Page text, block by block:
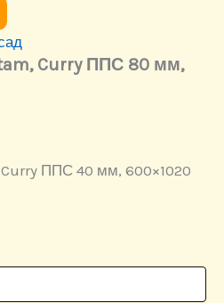
Curry ППС 80 мм,
ППС 40 мм, 600×1020